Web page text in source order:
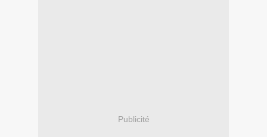
Publicité